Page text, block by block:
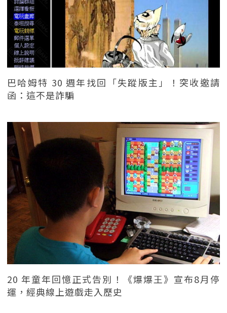
巴哈姆特 30 週年找回「失蹤版主」！突收邀請
函：這不是詐騙
20 年童年回憶正式告別！《爆爆王》宣布8月停
運，經典線上遊戲走入歷史